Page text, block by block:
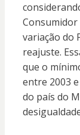
Consumidor
variação do
reajuste.
que o
entre 2003
do país do